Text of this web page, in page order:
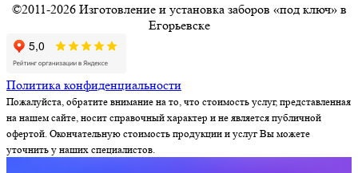
©2011-2026 Изготовление и установка заборов «под ключ» в
Егорьевске
Политика конфиденциальности
Пожалуйста, обратите внимание на то, что стоимость услуг, представленная
на нашем сайте, носит справочный характер и не является публичной
офертой. Окончательную стоимость продукции и услуг Вы можете
уточнить у наших специалистов.